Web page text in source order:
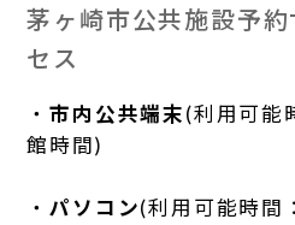
茅ヶ崎市公共施設予
セス
・市内公共端末(利用可能
館時間)
・パソコン(利用可能時間